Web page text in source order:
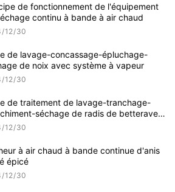
de fonctionnement de l'équipement
continu à bande à air chaud
12 30
de lavage-concassage-épluchage-
de noix avec système à vapeur
12 30
de traitement de lavage-tranchage-
séchage de radis de betterave
12 30
à air chaud à bande continue d'anis
épicé
12 30